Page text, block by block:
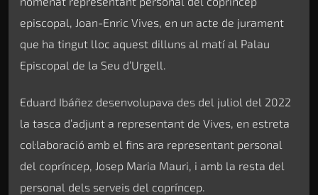
episcopal, Joan-Enric Vives, en un acte de jurament
que ha tingut lloc aquest dilluns al matí al Palau
Episcopal de la Seu d’Urgell.
Eduard Ibáñez desenvolupava des del juliol del 2022
la tasca d’adjunt a representant de Vives, en estreta
col·laboració amb el fins ara representant personal
del copríncep, Josep Maria Mauri, i amb la resta del
personal dels serveis del copríncep.